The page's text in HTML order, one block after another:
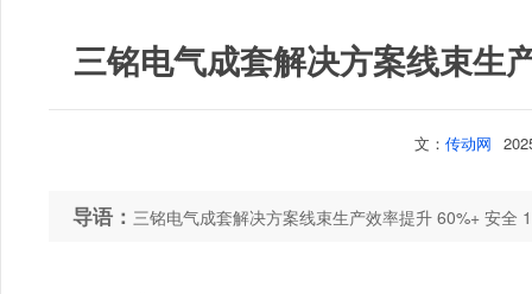
三铭电气成套解决方案线束生
文： 传动网
导语： 三铭电气成套解决方案线束生产效率提升 60%+ 安全